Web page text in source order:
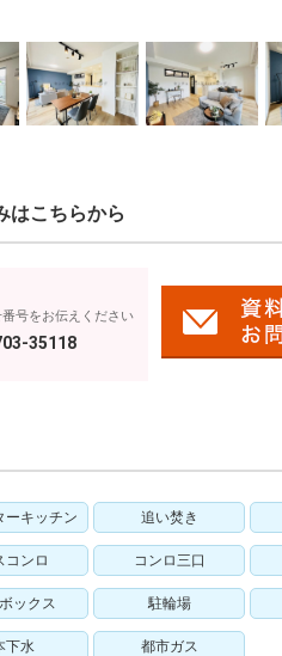
はこちらから
号をお伝えください
35118
ーキッチン 追い焚き
コンロ コンロ三口
ックス 駐輪場
下水 都市ガス